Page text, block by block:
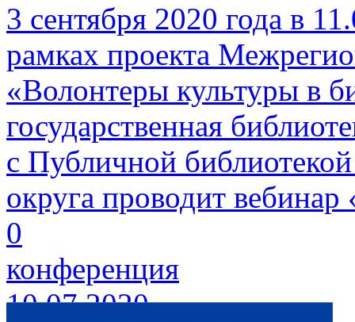
3 сентября 2020 года в
рамках проекта
«Волонтеры культуры в
государственная
с Публичной
округа проводит
0
конференция
10.07.2020